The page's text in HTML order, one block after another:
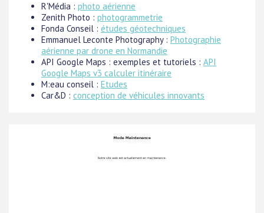
R'Média : photo aérienne
Zenith Photo : photogrammetrie
Fonda Conseil : études géotechniques
Emmanuel Leconte Photography : Photographie
aérienne par drone en Normandie
API Google Maps : exemples et tutoriels : API
Google Maps v3 calculer itinéraire
M:eau conseil : Etudes
Car&D : conception de véhicules innovants